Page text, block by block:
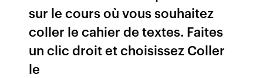
sur le cours où vous souhaitez
coller le cahier de textes. Faites
un clic droit et choisissez Coller
le